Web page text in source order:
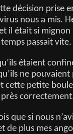
décision prise
nous a mis.
il était si
passait vite.
étaient
ne
cette petite
que si nous
de plus mes